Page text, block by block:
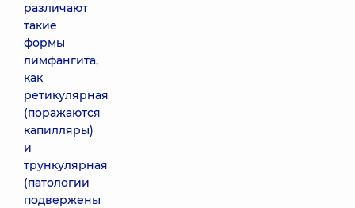
различают
такие
формы
лимфангита,
как
ретикулярная
(поражаются
капилляры)
и
трункулярная
(патологии
подвержены